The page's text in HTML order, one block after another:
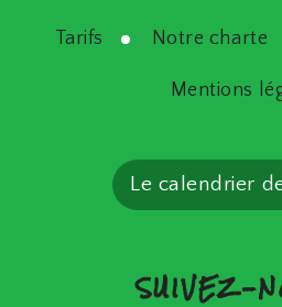
Tarifs Notre charte
Mentions
Le calendrier
SUIVEZ-